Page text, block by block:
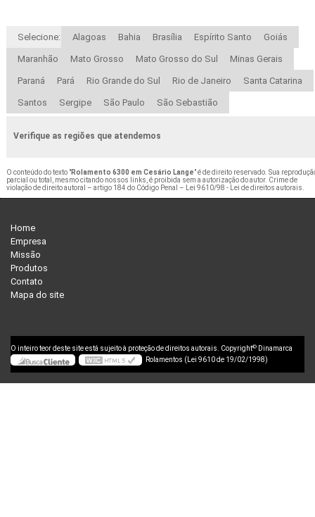
Selecione: Alagoas Bahia Brasília Espírito Santo Goiás
Maranhão Mato Grosso Mato Grosso do Sul Minas Gerais
Paraná Pará Rio Grande do Sul Rio de Janeiro Santa Catarina
Santos Sergipe São Paulo São Sebastião
Verifique as regiões que atendemos
O conteúdo do texto "Rolamento 6300 em Cesário Lange" é de direito reservado. Sua
parcial ou total, mesmo citando nossos links, é proibida sem a autorização do autor. Crime de
violação de direito autoral – artigo 184 do Código Penal – Lei 9610/98 - Lei de direitos autorais.
Home
Empresa
Missão
Produtos
Contato
Mapa do site
O inteiro teor deste site está sujeito à proteção de direitos autorais. Copyright© Dinamarca
Rolamentos (Lei 9610 de 19/02/1998)